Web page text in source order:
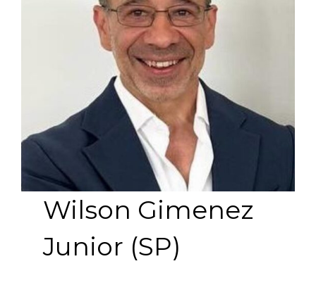
Wilson Gimenez
Junior (SP)